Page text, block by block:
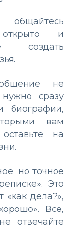
и
создать
не
сразу
биографии,
вам
на
но точное
Это
«как дела?»,
Все,
отвечайте